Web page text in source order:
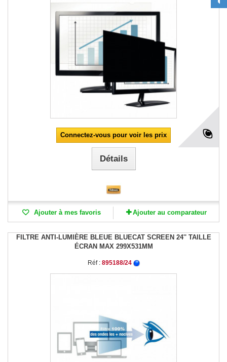
Connectez-vous pour voir les prix
Détails
Ajouter à mes favoris Ajouter au comparateur
FILTRE ANTI-LUMIÈRE BLEUE BLUECAT SCREEN 24'' TAILLE
ÉCRAN MAX 299X531MM
Réf : 895188/24